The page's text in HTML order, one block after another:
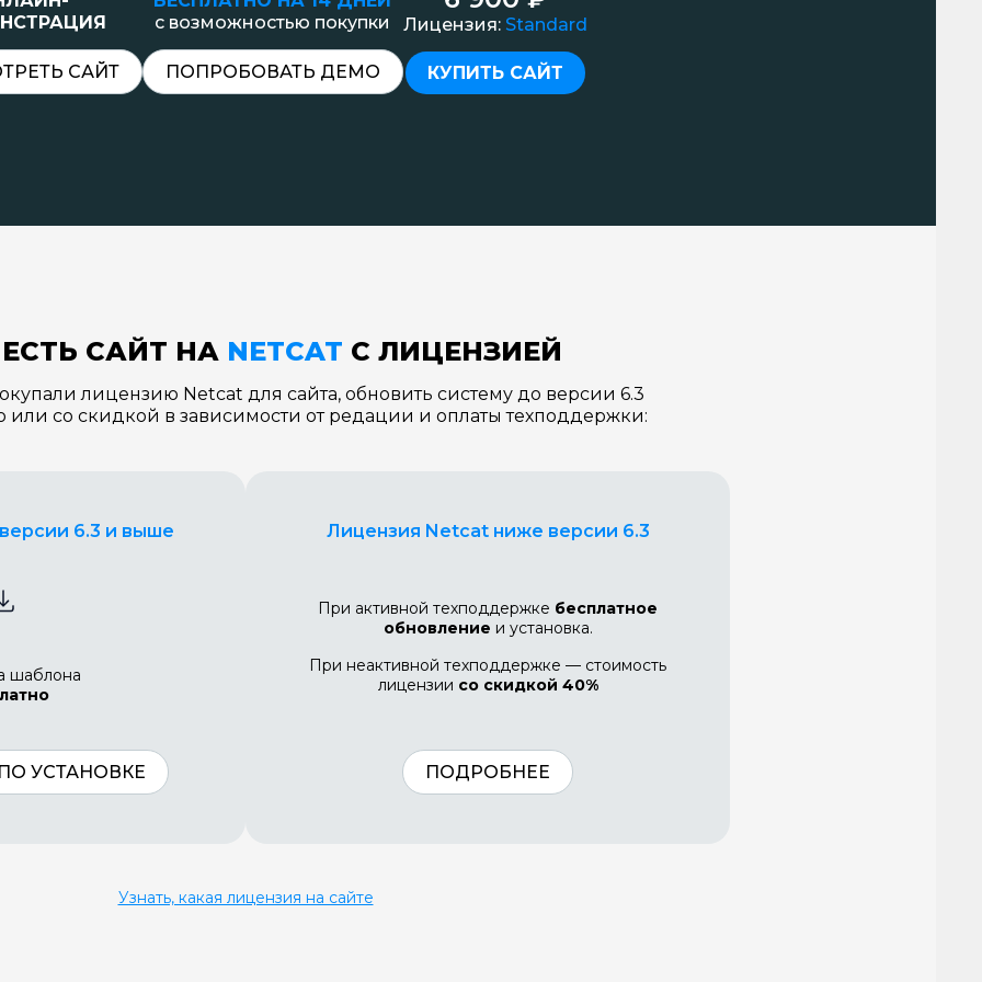
САЙТ
с возможностью покупки
ПОПРОБОВАТЬ ДЕМО
Лицензия: Standard
КУПИТЬ САЙТ
САЙТ НА NETCAT С ЛИЦЕНЗИЕЙ
лицензию Netcat для сайта, обновить систему до версии 6.3
или со скидкой в зависимости от редации и оплаты техподдержки:
6.3 и выше
шаблона
УСТАНОВКЕ
Лицензия Netcat ниже версии 6.3
При активной техподдержке бесплатное
обновление и установка.
При неактивной техподдержке — стоимость
лицензии со скидкой 40%
ПОДРОБНЕЕ
Узнать, какая лицензия на сайте